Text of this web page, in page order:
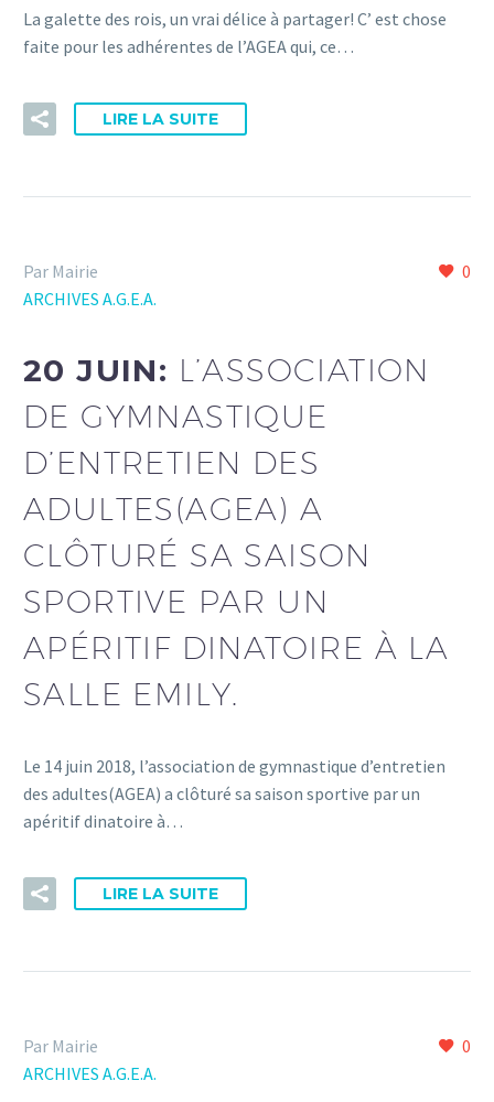
La galette des rois, un vrai délice à partager! C’ est chose
faite pour les adhérentes de l’AGEA qui, ce…
LIRE LA SUITE
0
Par Mairie
ARCHIVES A.G.E.A.
20 JUIN: L’ASSOCIATION
DE GYMNASTIQUE
D’ENTRETIEN DES
ADULTES(AGEA) A
CLÔTURÉ SA SAISON
SPORTIVE PAR UN
APÉRITIF DINATOIRE À LA
SALLE EMILY.
Le 14 juin 2018, l’association de gymnastique d’entretien
des adultes(AGEA) a clôturé sa saison sportive par un
apéritif dinatoire à…
LIRE LA SUITE
0
Par Mairie
ARCHIVES A.G.E.A.